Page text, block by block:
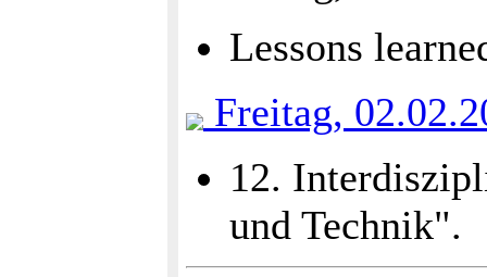
Lessons
Freitag,
12.
und Technik".